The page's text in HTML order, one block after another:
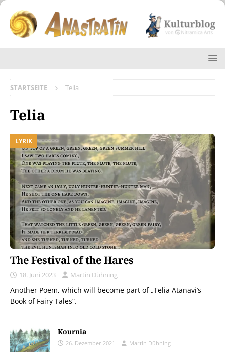
STARTSEITE Telia
Telia
LYRIK
The Festival of the Hares
18. Juni 2023 Martin Dühning
Another Poem, which will become part of „Telia Atanavi’s
Book of Fairy Tales“.
Kournia
26. Dezember 2021 Martin Dühning